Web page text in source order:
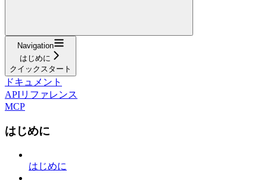
Navigation
はじめに
クイックスタート
ドキュメント
APIリファレンス
MCP
はじめに
はじめに